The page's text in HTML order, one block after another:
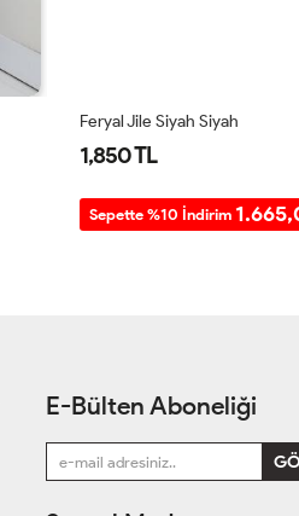
Feryal Jile Siyah Siyah
1,850 TL
Sepette %10 İndirim
E-Bülten Aboneliği